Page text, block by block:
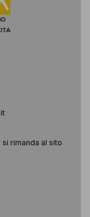
rimanda al sito